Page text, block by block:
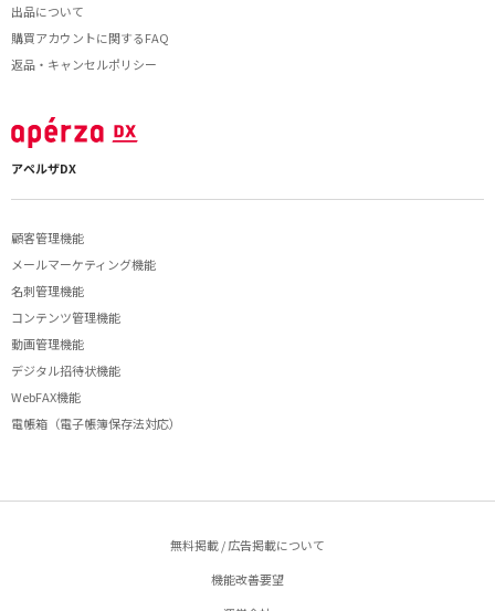
出品について
購買アカウントに関するFAQ
返品・キャンセルポリシー
アペルザDX
顧客管理機能
メールマーケティング機能
名刺管理機能
コンテンツ管理機能
動画管理機能
デジタル招待状機能
WebFAX機能
電帳箱（電子帳簿保存法対応）
無料掲載 / 広告掲載について
機能改善要望